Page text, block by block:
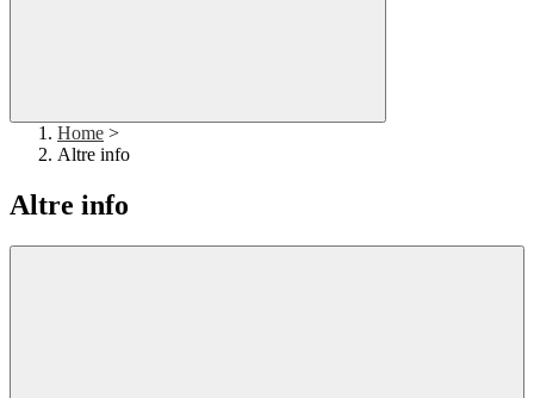
Home >
Altre info
Altre info